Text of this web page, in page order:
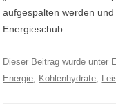
aufgespalten werden
Energieschub.
Dieser Beitrag wurde unter
Energie, Kohlenhydrate,